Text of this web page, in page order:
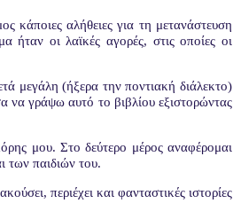
κάποιες αλήθειες για τη μετανάστευση
οι λαϊκές αγορές, στις οποίες οι
μεγάλη (ήξερα την ποντιακή διάλεκτο)
να γράψω αυτό το βιβλίου εξιστορώντας
μου. Στο δεύτερο μέρος αναφέρομαι
των παιδιών του.
περιέχει και φανταστικές ιστορίες